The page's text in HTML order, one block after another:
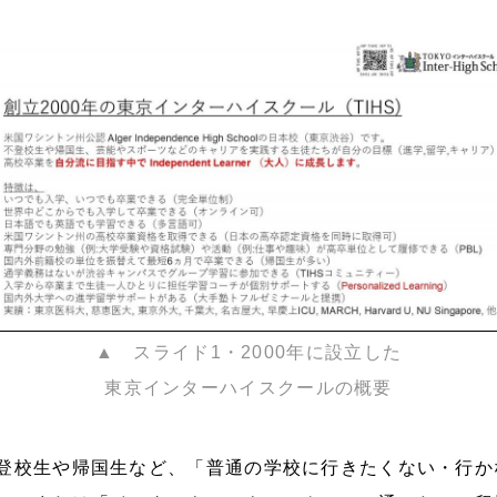
▲ スライド1・2000年に設立した
東京インターハイスクールの概要
校生や帰国生など、「普通の学校に行きたくない・行か